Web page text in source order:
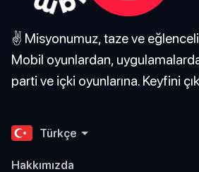
✌️ Misyonumuz, taze ve
Mobil oyunlardan,
parti ve içki oyunlarına. Keyfini
Türkçe
Hakkımızda